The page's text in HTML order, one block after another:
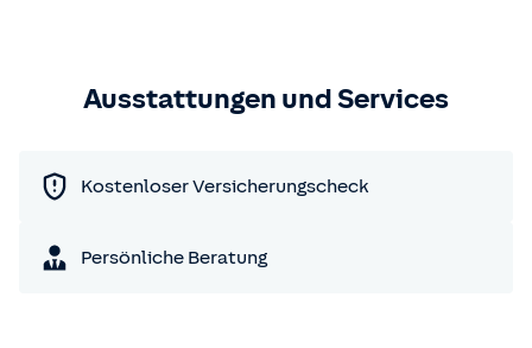
Ausstattungen und Services
Kostenloser Versicherungscheck
Persönliche Beratung